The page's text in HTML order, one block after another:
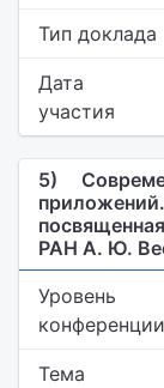
Тип доклада
Дата
участия
5)
РАН А. Ю.
Уровень
конференции
Тема